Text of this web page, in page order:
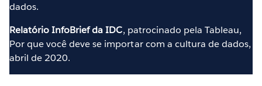
dados.
Relatório InfoBrief da IDC, patrocinado pela Tableau,
Por que você deve se importar com a cultura de dados,
abril de 2020.